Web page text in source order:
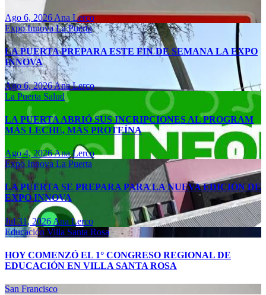
Ago 6, 2026 Ana Lerco
Expo InnovaLa Puerta
LA PUERTA PREPARA ESTE FIN DE SEMANA LA EXPO
INNOVA
Ago 6, 2026Ana Lerco
La Puerta Salud
LA PUERTA ABRIÓ SUS INCRIPCIONES AL PROGRAM
MÁS LECHE, MÁS PROTEÍNA
Ago 4, 2026Ana Lerco
Expo Innova La Puerta
LA PUERTA SE PREPARA PARA LA NUEVA EDICIÓN DE
EXPO INNOVA
Jul 31, 2026 Ana Lerco
Educación Villa Santa Rosa
HOY COMENZÓ EL 1° CONGRESO REGIONAL DE
EDUCACIÓN EN VILLA SANTA ROSA
San Francisco